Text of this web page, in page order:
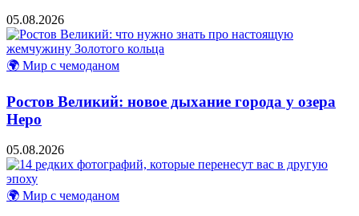
05.08.2026
🌍 Мир с чемоданом
Ростов Великий: новое дыхание города у озера
Неро
05.08.2026
🌍 Мир с чемоданом